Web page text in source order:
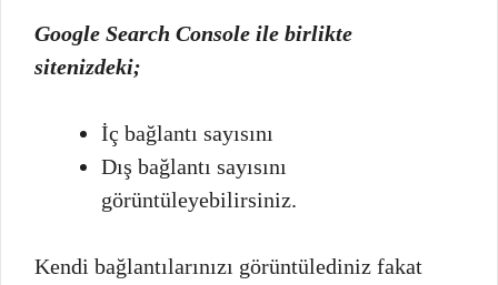
Google Search Console ile birlikte
sitenizdeki;
İç bağlantı sayısını
Dış bağlantı sayısını
görüntüleyebilirsiniz.
Kendi bağlantılarınızı görüntülediniz fakat